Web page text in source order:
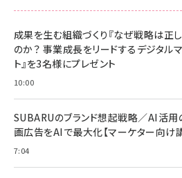
成果を生む組織づくり『なぜ戦略は正
のか？ 事業成長をリードするデジタル
ト』を3名様にプレゼント
10:00
SUBARUのブランド想起戦略／AI活用
画広告をAIで最大化【マーケター向け
7:04